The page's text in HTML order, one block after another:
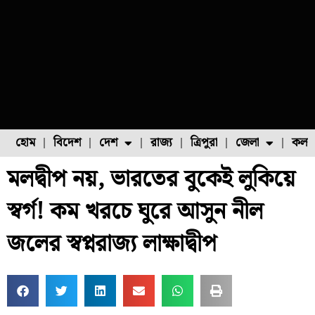
হোম বিদেশ দেশ
ফুল চাষ ফল চাষ মাছ চাষ পোল্ট্রি চাষ
রাজ্য ত্রিপুরা জেলা
উত্তর ২৪ পরগনা
মলদ্বীপ নয়, ভারতের বুকেই লুকিয়ে
স্বর্গ! কম খরচে ঘুরে আসুন নীল
জলের স্বপ্নরাজ্য লাক্ষাদ্বীপ